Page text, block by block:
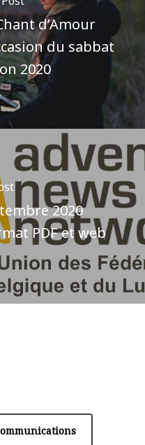
d’Amour
du sabbat
2020
2020
PDF et web